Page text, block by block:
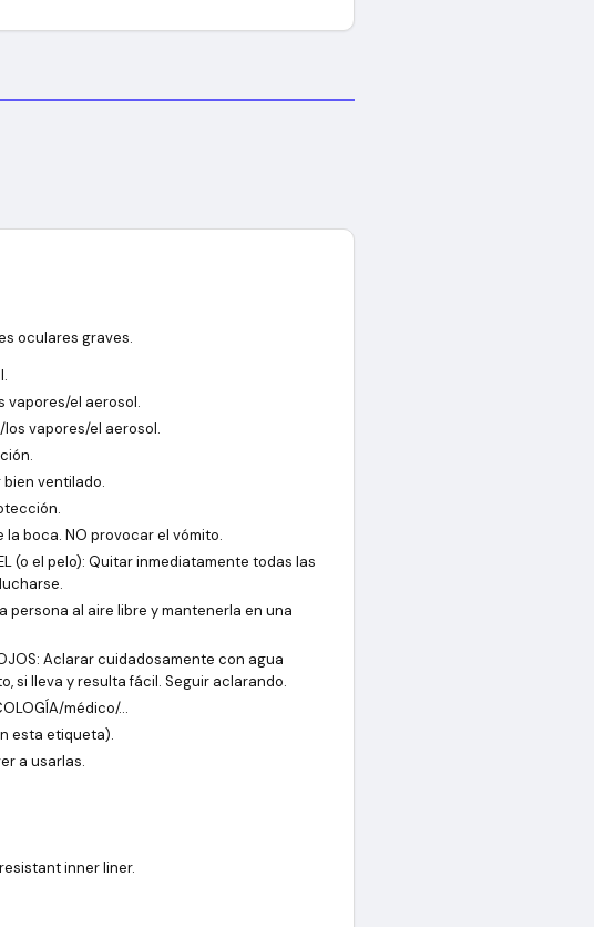
oculares graves.
vapores/el aerosol.
vapores/el aerosol.
ventilado.
la boca. NO provocar el vómito.
(o el pelo): Quitar inmediatamente todas las
persona al aire libre y mantenerla en una
OJOS: Aclarar cuidadosamente con agua
si lleva y resulta fácil. Seguir aclarando.
médico/…
esta etiqueta).
a usarlas.
inner liner.